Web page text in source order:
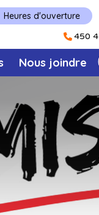
Heures d'ouverture
450
Nous joindre